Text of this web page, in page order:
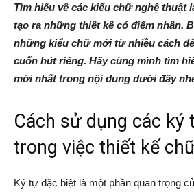
Tìm hiểu về các kiểu chữ nghệ thuật
tạo ra những thiết kế có điểm nhấn.
những kiểu chữ mới từ nhiều cách
cuốn hút riêng. Hãy cùng mình tìm
mới nhất trong nội dung dưới đây
Cách sử dụng các ký
trong việc thiết kế
Ký tự đặc biệt là một phần quan trọng